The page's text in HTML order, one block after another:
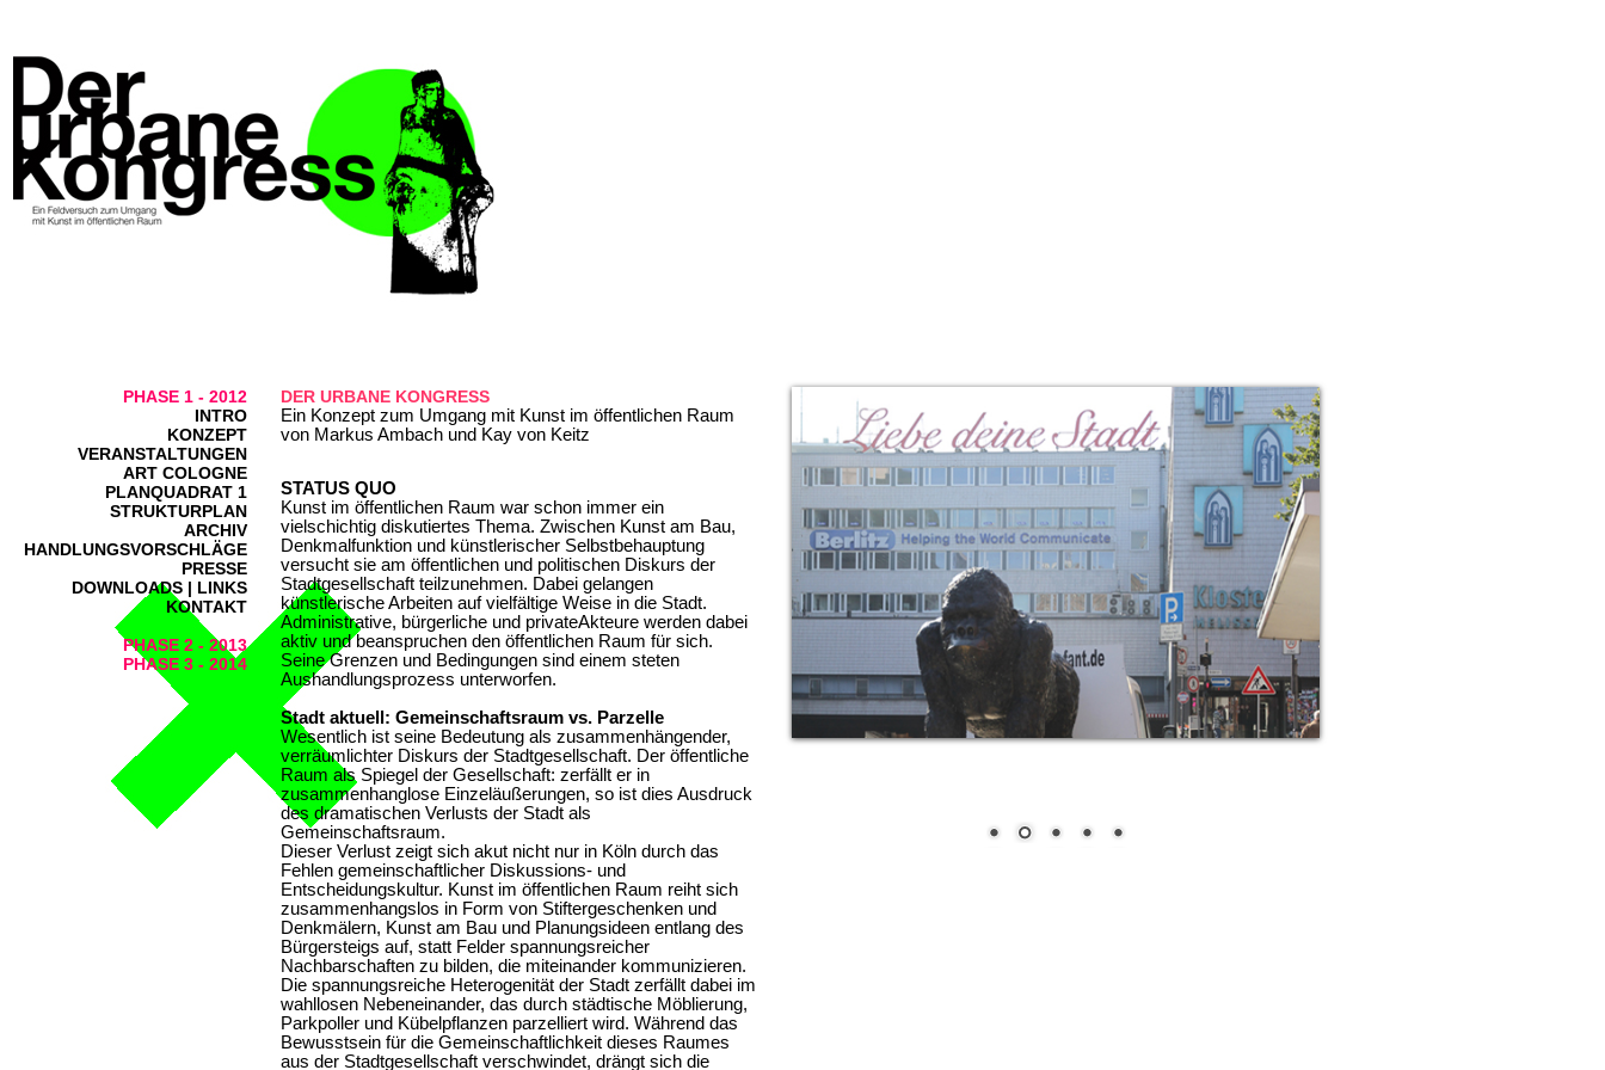
PHASE 1 - 2012
INTRO
KONZEPT
VERANSTALTUNGEN
ART COLOGNE
PLANQUADRAT 1
STRUKTURPLAN
ARCHIV
HANDLUNGSVORSCHLÄGE
PRESSE
DOWNLOADS | LINKS
KONTAKT
PHASE 2 - 2013
PHASE 3 - 2014
DER URBANE KONGRESS
Ein Konzept zum Umgang mit Kunst im öffentlichen Raum
von Markus Ambach und Kay von Keitz
STATUS QUO
Kunst im öffentlichen Raum war schon immer ein
vielschichtig diskutiertes Thema. Zwischen Kunst am Bau,
Denkmalfunktion und künstlerischer Selbstbehauptung
versucht sie am öffentlichen und politischen Diskurs der
Stadtgesellschaft teilzunehmen. Dabei gelangen
künstlerische Arbeiten auf vielfältige Weise in die Stadt.
Administrative, bürgerliche und privateAkteure werden dabei
aktiv und beanspruchen den öffentlichen Raum für sich.
Seine Grenzen und Bedingungen sind einem steten
Aushandlungsprozess unterworfen.
Stadt aktuell: Gemeinschaftsraum vs. Parzelle
Wesentlich ist seine Bedeutung als zusammenhängender,
verräumlichter Diskurs der Stadtgesellschaft. Der öffentliche
Raum als Spiegel der Gesellschaft: zerfällt er in
zusammenhanglose Einzeläußerungen, so ist dies Ausdruck
des dramatischen Verlusts der Stadt als
Gemeinschaftsraum.
Dieser Verlust zeigt sich akut nicht nur in Köln durch das
Fehlen gemeinschaftlicher Diskussions- und
Entscheidungskultur. Kunst im öffentlichen Raum reiht sich
zusammenhangslos in Form von Stiftergeschenken und
Denkmälern, Kunst am Bau und Planungsideen entlang des
Bürgersteigs auf, statt Felder spannungsreicher
Nachbarschaften zu bilden, die miteinander kommunizieren.
Die spannungsreiche Heterogenität der Stadt zerfällt dabei im
wahllosen Nebeneinander, das durch städtische Möblierung,
Parkpoller und Kübelpflanzen parzelliert wird. Während das
Bewusstsein für die Gemeinschaftlichkeit dieses Raumes
aus der Stadtgesellschaft verschwindet, drängt sich die